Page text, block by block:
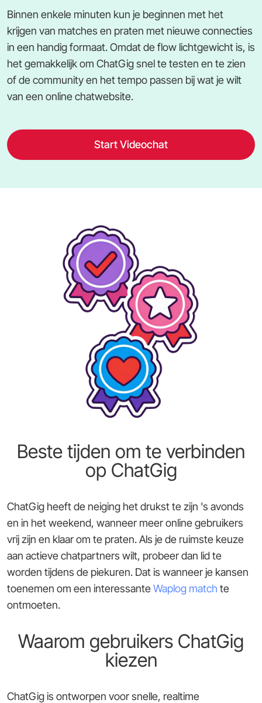
Binnen enkele minuten kun je beginnen met het
krijgen van matches en praten met nieuwe connecties
in een handig formaat. Omdat de flow lichtgewicht is, is
het gemakkelijk om ChatGig snel te testen en te zien
of de community en het tempo passen bij wat je wilt
van een online chatwebsite.
Start Videochat
Beste tijden om te verbinden
op ChatGig
ChatGig heeft de neiging het drukst te zijn 's avonds
en in het weekend, wanneer meer online gebruikers
vrij zijn en klaar om te praten. Als je de ruimste keuze
aan actieve chatpartners wilt, probeer dan lid te
worden tijdens de piekuren. Dat is wanneer je kansen
toenemen om een interessante Waplog match te
ontmoeten.
Waarom gebruikers ChatGig
kiezen
ChatGig is ontworpen voor snelle, realtime